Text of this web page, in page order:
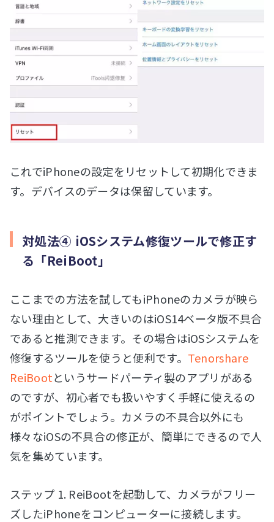
これでiPhoneの設定をリセットして初期化できま
す。デバイスのデータは保留しています。
対処法④ iOSシステム修復ツールで修正す
る「ReiBoot」
ここまでの方法を試してもiPhoneのカメラが映ら
ない理由として、大きいのはiOS14ベータ版不具合
であると推測できます。その場合はiOSシステムを
修復するツールを使うと便利です。 Tenorshare
ReiBootというサードパーティ製のアプリがある
のですが、初心者でも扱いやすく手軽に使えるの
がポイントでしょう。カメラの不具合以外にも
様々なiOSの不具合の修正が、簡単にできるので人
気を集めています。
ステップ 1. ReiBootを起動して、カメラがフリー
ズしたiPhoneをコンピューターに接続します。